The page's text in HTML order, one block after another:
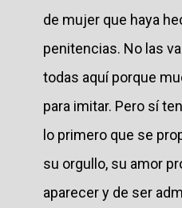
de mujer que haya
penitencias. No las
todas aquí porque
para imitar. Pero sí
lo primero que se
su orgullo, su amor
aparecer y de ser